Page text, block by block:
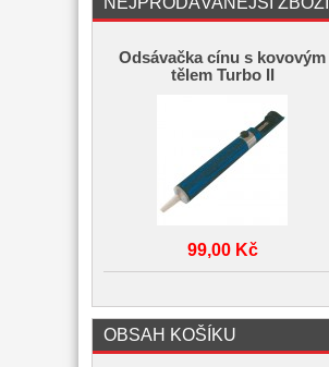
Odsávačka cínu s kovovým
tělem Turbo II
99,00 Kč
OBSAH KOŠÍKU